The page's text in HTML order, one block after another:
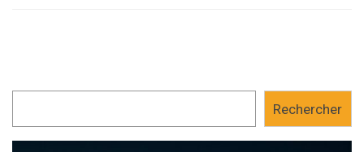
Rechercher